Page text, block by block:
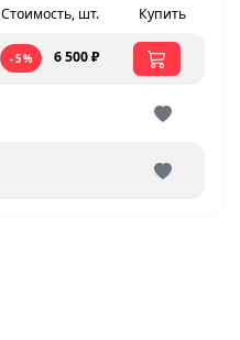
Стоимость, шт. Купить
- 5 % 6 500 ₽